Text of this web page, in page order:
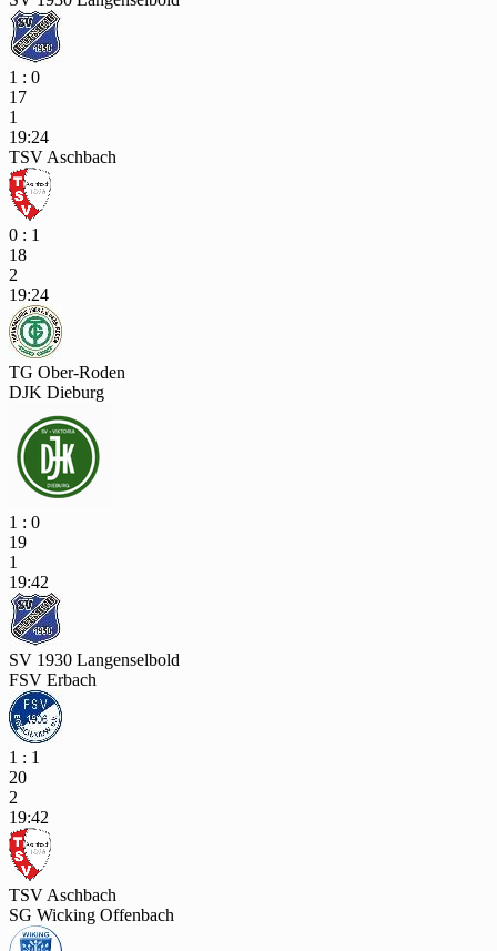
1 : 0
17
1
19:24
TSV Aschbach
0 : 1
18
2
19:24
TG Ober-Roden
DJK Dieburg
1 : 0
19
1
19:42
SV 1930 Langenselbold
FSV Erbach
1 : 1
20
2
19:42
TSV Aschbach
SG Wicking Offenbach